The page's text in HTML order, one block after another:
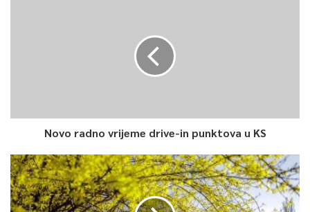
Novo radno vrijeme drive-in punktova u KS